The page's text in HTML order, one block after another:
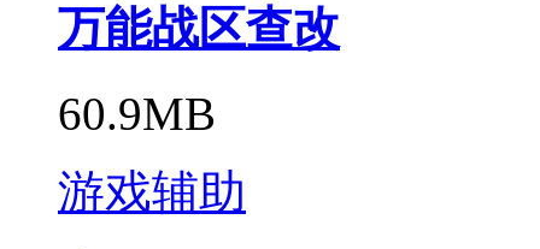
万能战区查改
60.9MB
游戏辅助